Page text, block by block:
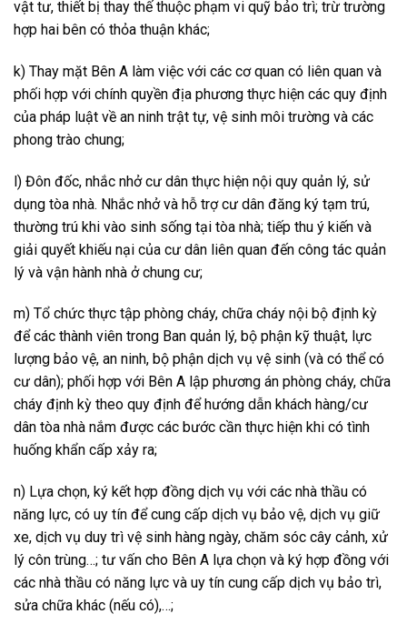
vật tư, thiết bị thay thế thuộc phạm vi quỹ bảo trì; trừ trường
hợp hai bên có thỏa thuận khác;
k) Thay mặt Bên A làm việc với các cơ quan có liên quan và
phối hợp với chính quyền địa phương thực hiện các quy định
của pháp luật về an ninh trật tự, vệ sinh môi trường và các
phong trào chung;
l) Đôn đốc, nhắc nhở cư dân thực hiện nội quy quản lý, sử
dụng tòa nhà. Nhắc nhở và hỗ trợ cư dân đăng ký tạm trú,
thường trú khi vào sinh sống tại tòa nhà; tiếp thu ý kiến và
giải quyết khiếu nại của cư dân liên quan đến công tác quản
lý và vận hành nhà ở chung cư;
m) Tổ chức thực tập phòng cháy, chữa cháy nội bộ định kỳ
để các thành viên trong Ban quản lý, bộ phận kỹ thuật, lực
lượng bảo vệ, an ninh, bộ phận dịch vụ vệ sinh (và có thể có
cư dân); phối hợp với Bên A lập phương án phòng cháy, chữa
cháy định kỳ theo quy định để hướng dẫn khách hàng/cư
dân tòa nhà nắm được các bước cần thực hiện khi có tình
huống khẩn cấp xảy ra;
n) Lựa chọn, ký kết hợp đồng dịch vụ với các nhà thầu có
năng lực, có uy tín để cung cấp dịch vụ bảo vệ, dịch vụ giữ
xe, dịch vụ duy trì vệ sinh hàng ngày, chăm sóc cây cảnh, xử
lý côn trùng…; tư vấn cho Bên A lựa chọn và ký hợp đồng với
các nhà thầu có năng lực và uy tín cung cấp dịch vụ bảo trì,
sửa chữa khác (nếu có),…;